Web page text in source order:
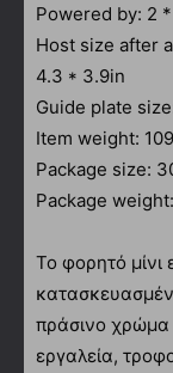
Powered by: 2
Host size after
4.3 * 3.9in
Guide plate
Item weight:
Package size:
Package
Το φορητό μίνι
πράσινο χρώμα
εργαλεία,